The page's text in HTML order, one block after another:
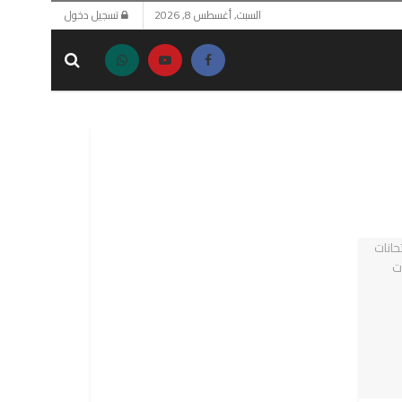
السبت, أغسطس 8, 2026 تسجيل دخول